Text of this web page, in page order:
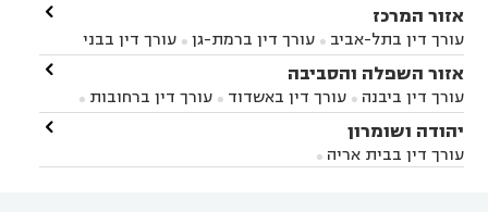
אזור המרכז
עורך דין בתל-אביב  עורך דין ברמת-גן 
עורך דין בבני
ברק עורך דין בפתח תקווה עורך דין בראשון לציון
עורך דין ברחובות עורך דין בנס ציונה
במודיעין
עורך דין בהרצליה עורך דין בחולון
עורך
דין בקרית אונו
אונו
עורך דין בבת ים

אזור השפלה והסביבה
עורך דין ביבנה  עורך דין באשדוד  עורך דין ברחובות 
עורך דין בראשון לציון עורך דין במודיעין
עורך דין
בבאר יעקב
עורך דין בגדרה

יהודה ושומרון
עורך דין בבית אריה 
